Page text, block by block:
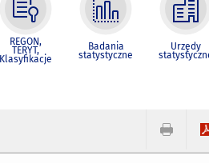
REGON,
TERYT,
Klasyfikacje
Badania
statystyczne
Urzędy